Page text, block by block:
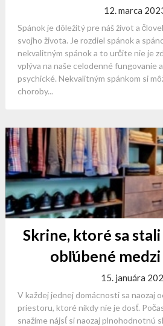
12. marca
Spánok je dôležitý pre náš život a
svojho života. Je rozdiel spánok a
nekvalitným spánok a to určite nie je
vplýva na naše celodenné fungovanie
psychické. Nekvalitným spánkom si
choroby...
Skrine, ktoré sa
obľúbené
15. januára
V každej jednej domácnosti sa naozaj
priestoru, ktoré nikdy nie je dosť.
snažíme nájsť si naozaj plnohodnotnú